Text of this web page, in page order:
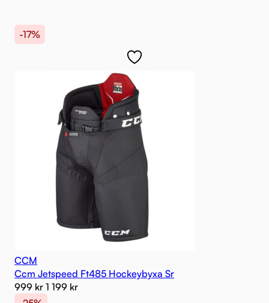
-17%
CCM
Ccm Jetspeed Ft485 Hockeybyxa Sr
999 kr 1 199 kr